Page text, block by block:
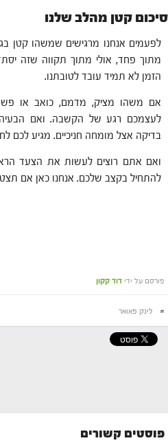
סיכום קטן מהלב שלנו
לפעמים אנחנו מרגישים שמשהו קטן
מתוך פחד, אולי מתוך תקווה שזה
הזמן לא תמיד עובד לטובתנו.
אם משהו מציק, מדמם, כואב או
לעצמכם רגע של הקשבה. ואם הבעיה
בדיקה אצל מומחה חניכיים. מגיע לכם
ואם אתם רוצים לעשות את הצעד
להתחיל בקצב שלכם. אנחנו כאן אם
פורסם על ידי דוד קקון
# לינק פאואר
פוסטים קשורים